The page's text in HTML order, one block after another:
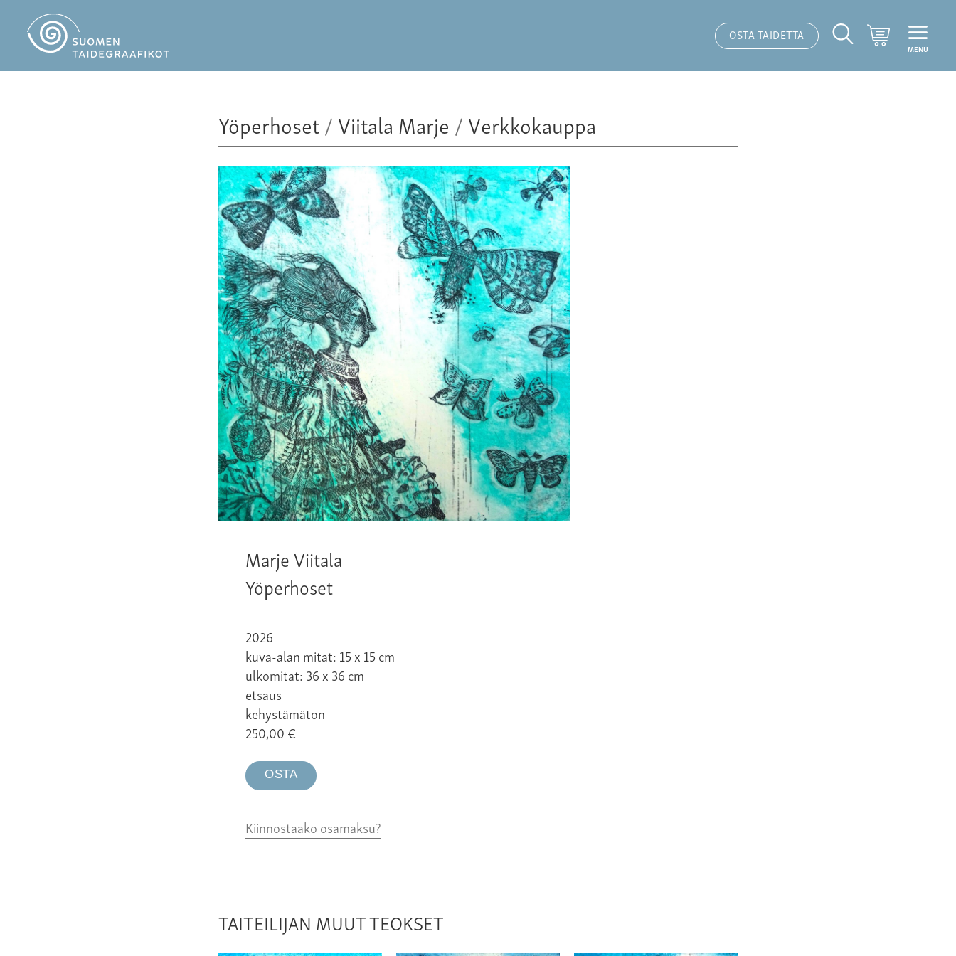
OSTA TAIDETTA
Hakutoiminto
Ostoskori
MENU
Yöperhoset/Viitala Marje /Verkkokauppa
Marje Viitala
Yöperhoset
2026
kuva-alan mitat: 15 x 15 cm
ulkomitat: 36 x 36 cm
etsaus
kehystämäton
250,00€
OSTA
Kiinnostaako osamaksu?
TAITEILIJAN MUUT TEOKSET